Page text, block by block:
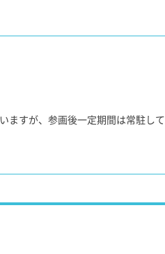
ますが、参画後一定期間は常駐し